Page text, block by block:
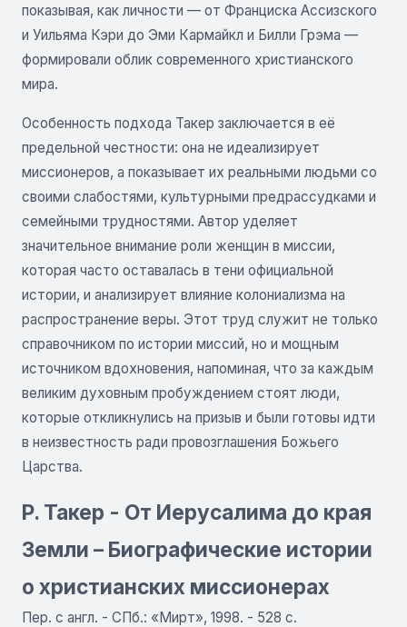
показывая, как личности — от Франциска Ассизского
и Уильяма Кэри до Эми Кармайкл и Билли Грэма —
формировали облик современного христианского
мира.
Особенность подхода Такер заключается в её
предельной честности: она не идеализирует
миссионеров, а показывает их реальными людьми со
своими слабостями, культурными предрассудками и
семейными трудностями. Автор уделяет
значительное внимание роли женщин в миссии,
которая часто оставалась в тени официальной
истории, и анализирует влияние колониализма на
распространение веры. Этот труд служит не только
справочником по истории миссий, но и мощным
источником вдохновения, напоминая, что за каждым
великим духовным пробуждением стоят люди,
которые откликнулись на призыв и были готовы идти
в неизвестность ради провозглашения Божьего
Царства.
P. Такер - От Иерусалима до края
Земли – Биографические истории
о христианских миссионерах
Пер. с англ. - СПб.: «Мирт», 1998. - 528 с.